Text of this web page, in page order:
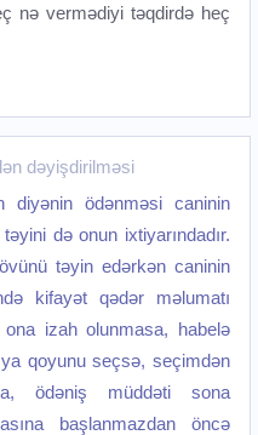
nə vermədiyi təqdirdə heç
dəyişdirilməsi
diyənin ödənməsi caninin
də onun ixtiyarındadır.
təyin edərkən caninin
kifayət qədər məlumatı
izah olunmasa, habelə
qoyunu seçsə, seçimdən
ödəniş müddəti sona
başlanmazdan öncə